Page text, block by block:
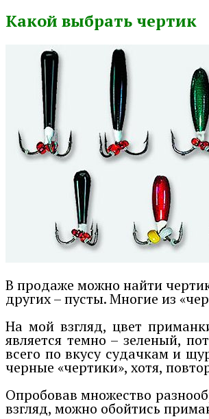
Какой выбрать чертик
В продаже можно найти
других – пусты. Многие из
На мой взгляд, цвет
является темно – зеленый,
всего по вкусу судачкам и
черные «чертики», хотя,
Опробовав множество
взгляд, можно обойтись